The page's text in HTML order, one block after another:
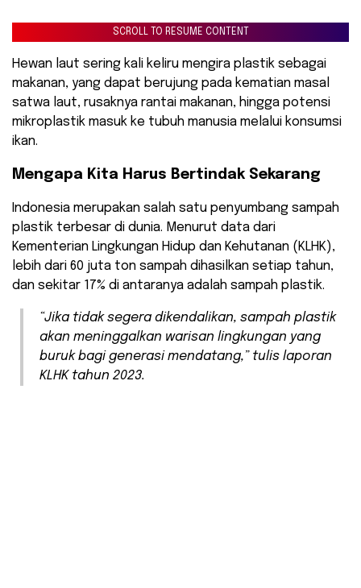
SCROLL TO RESUME CONTENT
Hewan laut sering kali keliru mengira plastik sebagai
makanan, yang dapat berujung pada kematian masal
satwa laut, rusaknya rantai makanan, hingga potensi
mikroplastik masuk ke tubuh manusia melalui konsumsi
ikan.
Mengapa Kita Harus Bertindak Sekarang
Indonesia merupakan salah satu penyumbang sampah
plastik terbesar di dunia. Menurut data dari
Kementerian Lingkungan Hidup dan Kehutanan (KLHK),
lebih dari 60 juta ton sampah dihasilkan setiap tahun,
dan sekitar 17% di antaranya adalah sampah plastik.
“Jika tidak segera dikendalikan, sampah plastik
akan meninggalkan warisan lingkungan yang
buruk bagi generasi mendatang,” tulis laporan
KLHK tahun 2023.